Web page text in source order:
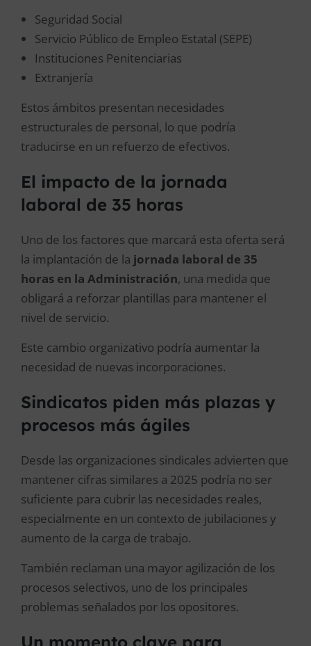
Seguridad Social
Servicio Público de Empleo Estatal (SEPE)
Instituciones Penitenciarias
Extranjería
Estos ámbitos presentan necesidades
estructurales de personal, lo que podría
traducirse en un refuerzo de efectivos.
El impacto de la jornada
laboral de 35 horas
Uno de los factores que marcará esta oferta será
la implantación de la jornada laboral de 35
horas en la Administración, una medida que
obligará a reforzar plantillas para mantener el
nivel de servicio.
Este cambio organizativo podría aumentar la
necesidad de nuevas incorporaciones.
Sindicatos piden más plazas y
procesos más ágiles
Desde las organizaciones sindicales advierten que
mantener cifras similares a 2025 podría no ser
suficiente para cubrir las necesidades reales,
especialmente en un contexto de jubilaciones y
aumento de la carga de trabajo.
También reclaman una mayor agilización de los
procesos selectivos, uno de los principales
problemas señalados por los opositores.
Un momento clave para